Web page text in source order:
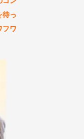
待っ
フワ